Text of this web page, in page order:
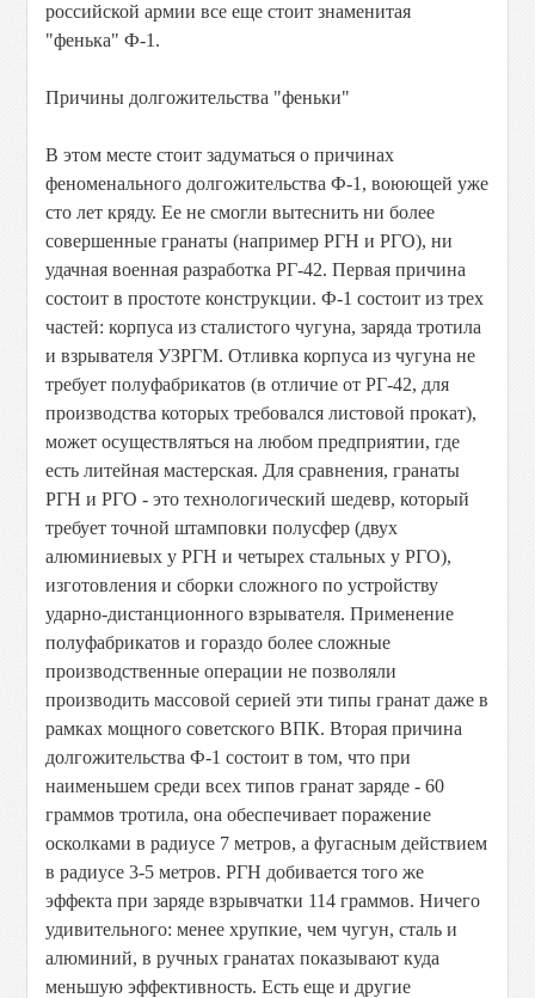
российской армии все еще стоит знаменитая
"фенька" Ф-1.
Причины долгожительства "феньки"
В этом месте стоит задуматься о причинах
феноменального долгожительства Ф-1, воюющей уже
сто лет кряду. Ее не смогли вытеснить ни более
совершенные гранаты (например РГН и РГО), ни
удачная военная разработка РГ-42. Первая причина
состоит в простоте конструкции. Ф-1 состоит из трех
частей: корпуса из сталистого чугуна, заряда тротила
и взрывателя УЗРГМ. Отливка корпуса из чугуна не
требует полуфабрикатов (в отличие от РГ-42, для
производства которых требовался листовой прокат),
может осуществляться на любом предприятии, где
есть литейная мастерская. Для сравнения, гранаты
РГН и РГО - это технологический шедевр, который
требует точной штамповки полусфер (двух
алюминиевых у РГН и четырех стальных у РГО),
изготовления и сборки сложного по устройству
ударно-дистанционного взрывателя. Применение
полуфабрикатов и гораздо более сложные
производственные операции не позволяли
производить массовой серией эти типы гранат даже в
рамках мощного советского ВПК. Вторая причина
долгожительства Ф-1 состоит в том, что при
наименьшем среди всех типов гранат заряде - 60
граммов тротила, она обеспечивает поражение
осколками в радиусе 7 метров, а фугасным действием
в радиусе 3-5 метров. РГН добивается того же
эффекта при заряде взрывчатки 114 граммов. Ничего
удивительного: менее хрупкие, чем чугун, сталь и
алюминий, в ручных гранатах показывают куда
меньшую эффективность. Есть еще и другие